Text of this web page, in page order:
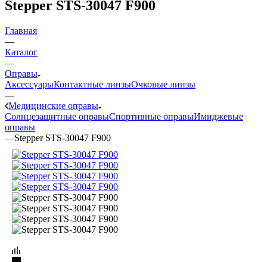
Stepper STS-30047 F900
Главная
—
Каталог
—
Оправы
АксессуарыКонтактные линзыОчковые линзы
—
Медицинские оправы
Солнцезащитные оправыСпортивные оправыИмиджевые
оправы
—Stepper STS-30047 F900